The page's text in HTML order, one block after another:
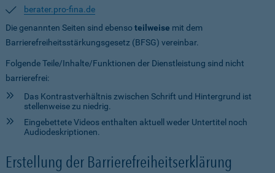
berater.pro-fina.de
Die genannten Seiten sind ebensoteilweise mit dem
Barrierefreiheitsstärkungsgesetz (BFSG) vereinbar.
Folgende Teile/Inhalte/Funktionen der Dienstleistung sind nicht
barrierefrei:
Das Kontrastverhältnis zwischen Schrift und Hintergrund ist
stellenweise zu niedrig.
Eingebettete Videos enthalten aktuell weder Untertitel noch
Audiodeskriptionen.
Erstellung der Barrierefreiheitserklärung